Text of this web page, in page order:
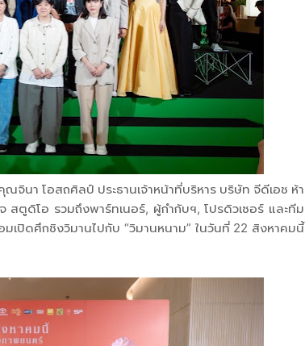
นา โอสถศิลป์ ประธานเจ้าหน้าที่บริหาร บริษัท จีดีเอช ห้า
ตูดิโอ รวมถึงพาร์ทเนอร์, ผู้กำกับฯ, โปรดิวเซอร์ และทีม
ปิดศึกชิงวิมานไปกับ “วิมานหนาม” ในวันที่ 22 สิงหาคมนี้